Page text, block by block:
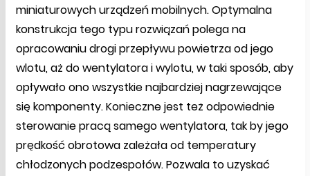
miniaturowych urządzeń mobilnych. Optymalna
konstrukcja tego typu rozwiązań polega na
opracowaniu drogi przepływu powietrza od jego
wlotu, aż do wentylatora i wylotu, w taki sposób, aby
opływało ono wszystkie najbardziej nagrzewające
się komponenty. Konieczne jest też odpowiednie
sterowanie pracą samego wentylatora, tak by jego
prędkość obrotowa zależała od temperatury
chłodzonych podzespołów. Pozwala to uzyskać